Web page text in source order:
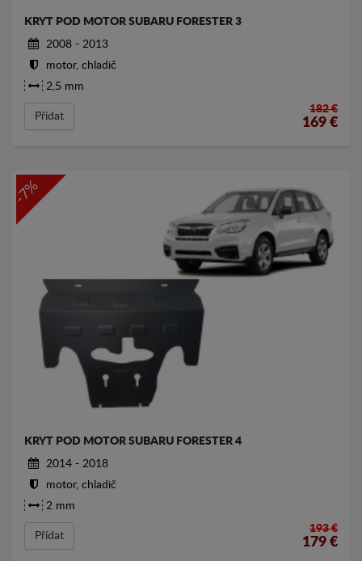
KRYT POD MOTOR SUBARU FORESTER 3
2008 - 2013
motor, chladič
2,5 mm
Přídat
182 €
169 €
-7%
KRYT POD MOTOR SUBARU FORESTER 4
2014 - 2018
motor, chladič
2 mm
Přídat
193 €
179 €